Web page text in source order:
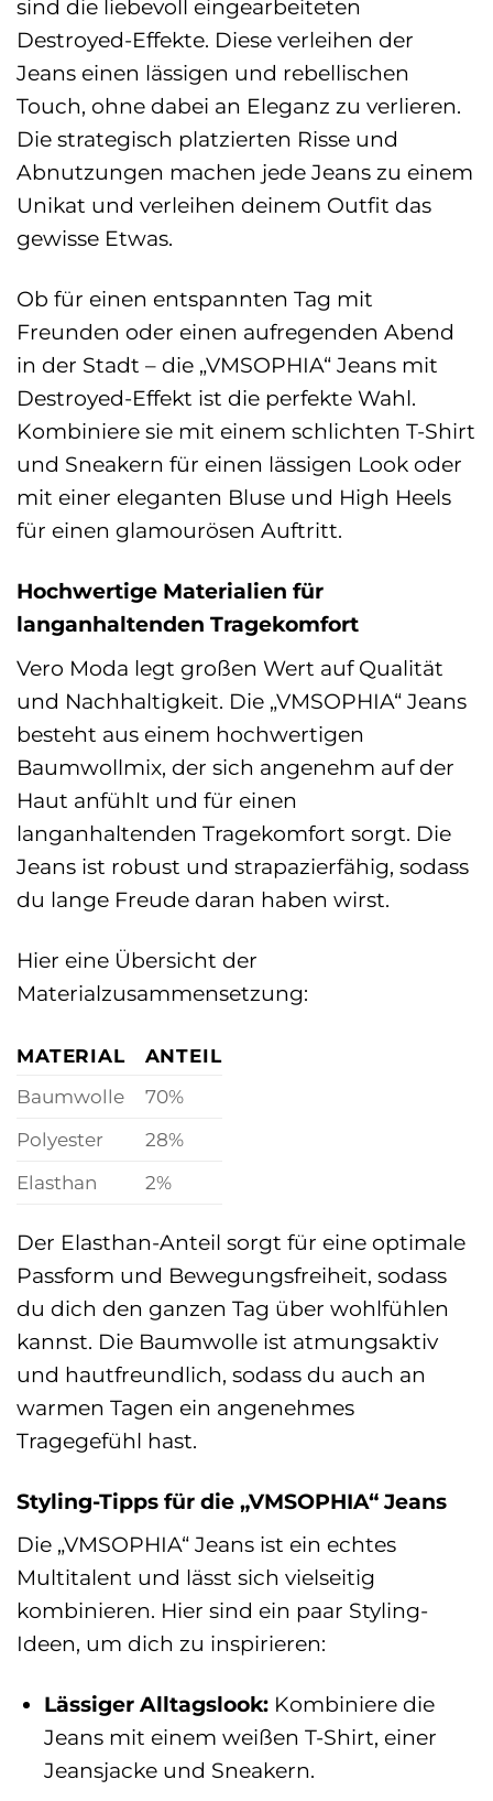
sind die liebevoll eingearbeiteten
Destroyed-Effekte. Diese verleihen der
Jeans einen lässigen und rebellischen
Touch, ohne dabei an Eleganz zu verlieren.
Die strategisch platzierten Risse und
Abnutzungen machen jede Jeans zu einem
Unikat und verleihen deinem Outfit das
gewisse Etwas.
Ob für einen entspannten Tag mit
Freunden oder einen aufregenden Abend
in der Stadt – die „VMSOPHIA“ Jeans mit
Destroyed-Effekt ist die perfekte Wahl.
Kombiniere sie mit einem schlichten T-Shirt
und Sneakern für einen lässigen Look oder
mit einer eleganten Bluse und High Heels
für einen glamourösen Auftritt.
Hochwertige Materialien für
langanhaltenden Tragekomfort
Vero Moda legt großen Wert auf Qualität
und Nachhaltigkeit. Die „VMSOPHIA“ Jeans
besteht aus einem hochwertigen
Baumwollmix, der sich angenehm auf der
Haut anfühlt und für einen
langanhaltenden Tragekomfort sorgt. Die
Jeans ist robust und strapazierfähig, sodass
du lange Freude daran haben wirst.
Hier eine Übersicht der
Materialzusammensetzung:
MATERIAL
ANTEIL
Baumwolle
70%
Polyester
28%
Elasthan
2%
Der Elasthan-Anteil sorgt für eine optimale
Passform und Bewegungsfreiheit, sodass
du dich den ganzen Tag über wohlfühlen
kannst. Die Baumwolle ist atmungsaktiv
und hautfreundlich, sodass du auch an
warmen Tagen ein angenehmes
Tragegefühl hast.
Styling-Tipps für die „VMSOPHIA“ Jeans
Die „VMSOPHIA“ Jeans ist ein echtes
Multitalent und lässt sich vielseitig
kombinieren. Hier sind ein paar Styling-
Ideen, um dich zu inspirieren:
Lässiger Alltagslook:Kombiniere die
Jeans mit einem weißen T-Shirt, einer
Jeansjacke und Sneakern.